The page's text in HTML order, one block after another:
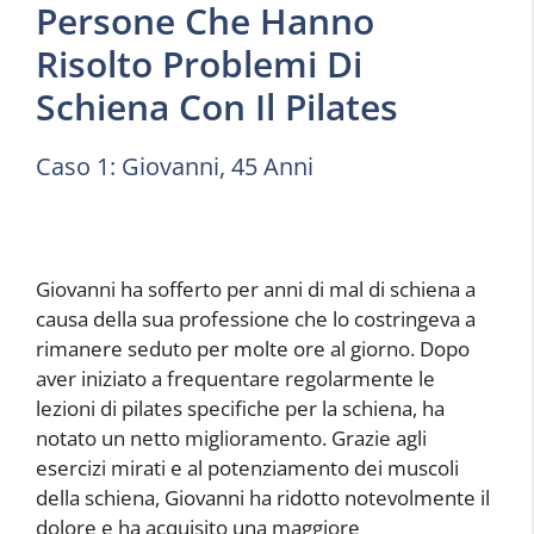
Persone Che Hanno
Risolto Problemi Di
Schiena Con Il Pilates
Caso 1: Giovanni, 45 Anni
Giovanni ha sofferto per anni di mal di schiena a
causa della sua professione che lo costringeva a
rimanere seduto per molte ore al giorno. Dopo
aver iniziato a frequentare regolarmente le
lezioni di pilates specifiche per la schiena, ha
notato un netto miglioramento. Grazie agli
esercizi mirati e al potenziamento dei muscoli
della schiena, Giovanni ha ridotto notevolmente il
dolore e ha acquisito una maggiore